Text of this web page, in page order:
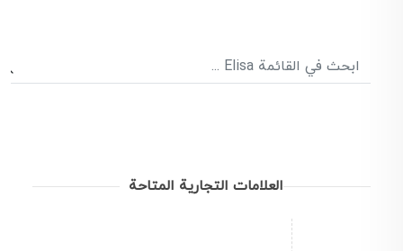
العلامات التجارية المتاحة